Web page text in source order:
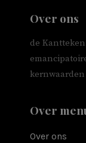
Over ons
de
Over
Over ons